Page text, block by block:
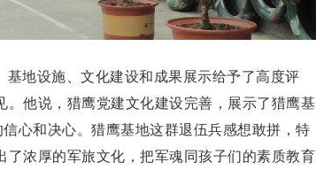
地设施、文化建设和成果展示给予了高度评
他说，猎鹰党建文化建设完善，展示了猎鹰基
心和决心。猎鹰基地这群退伍兵感想敢拼，特
浓厚的军旅文化，把军魂同孩子们的素质教育